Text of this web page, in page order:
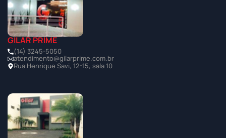
GILAR PRIME
(14) 3245-5050
atendimento@gilarprime.com.br
Rua Henrique Savi, 12-15, sala 10